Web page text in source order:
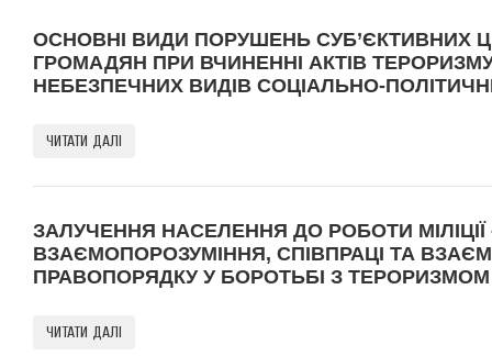
ОСНОВНІ ВИДИ ПОРУШЕНЬ СУБ’ЄКТИВНИХ
ГРОМАДЯН ПРИ ВЧИНЕННІ АКТІВ
НЕБЕЗПЕЧНИХ ВИДІВ СОЦІАЛЬНО-
ЧИТАТИ ДАЛІ
ЗАЛУЧЕННЯ НАСЕЛЕННЯ ДО РОБОТИ
ВЗАЄМОПОРОЗУМІННЯ, СПІВПРАЦІ ТА
ПРАВОПОРЯДКУ У БОРОТЬБІ З ТЕРОРИЗМОМ
ЧИТАТИ ДАЛІ